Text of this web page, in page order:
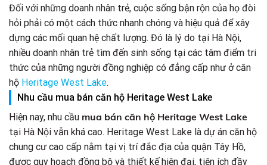
Đối với những doanh nhân trẻ, cuộc sống bận rộn của họ đòi
hỏi phải có một cách thức nhanh chóng và hiệu quả để xây
dựng các mối quan hệ chất lượng. Đó là lý do tại Hà Nội,
nhiều doanh nhân trẻ tìm đến sinh sống tại các tâm điểm tri
thức của những người đồng nghiệp có đẳng cấp như ở căn
hộ Heritage West Lake.
Nhu cầu mua bán căn hộ Heritage West Lake
Hiện nay, nhu cầu mua bán căn hộ Heritage West Lake
tại Hà Nội vẫn khá cao. Heritage West Lake là dự án căn hộ
chung cư cao cấp nằm tại vị trí đắc địa của quận Tây Hồ,
được quy hoạch đồng bộ và thiết kế hiện đại, tiện ích đầy